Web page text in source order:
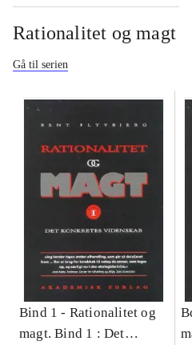
Rationalitet og magt
Gå til serien
Bind 1 - Rationalitet og
magt. Bind 1 : Det